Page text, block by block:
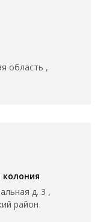
область ,
д. 3 ,
район